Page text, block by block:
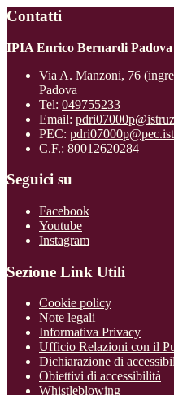
Contatti
IPIA Enrico Bernardi Padova
Via A. Manzoni, 76
Padova
Tel: 049755233
Email:
PEC:
C.F.: 80012620284
Seguici su
Facebook
Youtube
Instagram
Sezione Link Utili
Cookie policy
Note legali
Informativa Privacy
Ufficio Relazioni con il
Dichiarazione di
Obiettivi di accessibilità
Whistleblowing